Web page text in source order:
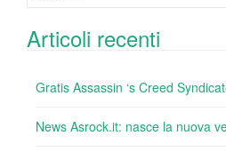
Articoli recenti
Gratis Assassin ‘s Creed
News Asrock.it: nasce la nuova